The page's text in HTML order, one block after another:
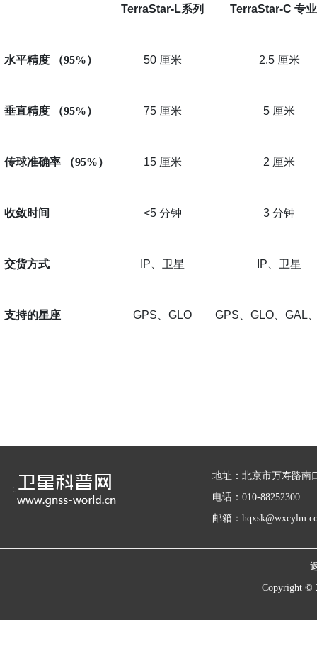
TerraStar-L系列 TerraStar-C 专
水平精度 （95%） 50 厘米 2.5 厘米
垂直精度 （95%） 75 厘米 5 厘米
传球准确率 （95%） 15 厘米 2 厘米
收敛时间 <5 分钟 3 分钟
交货方式 IP 、卫星 IP 、卫星
支持的星座 GPS GLO GPS GLO GAL
地址：北京市万寿路南
电话：010-88252300
邮箱：
Copyright ©